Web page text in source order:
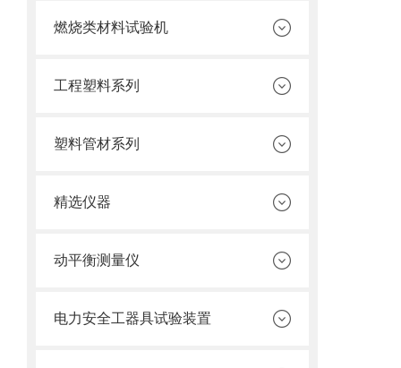
燃烧类材料试验机
工程塑料系列
塑料管材系列
精选仪器
动平衡测量仪
电力安全工器具试验装置